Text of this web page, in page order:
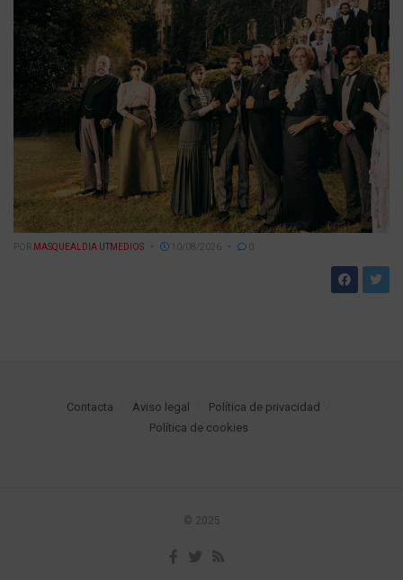
POR MASQUEALDIA UTMEDIOS 10/08/2026 0
Contacta Aviso legal
Política de privacidad
Política de cookies
© 2025